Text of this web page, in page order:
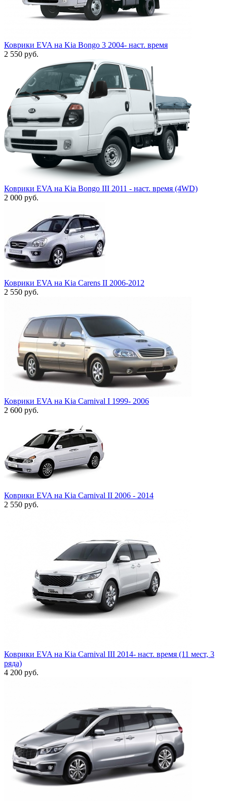
Коврики EVA на Kia Bongo 3 2004- наст. время
2 550 руб.
Коврики EVA на Kia Bongo III 2011 - наст. время (4WD)
2 000 руб.
Коврики EVA на Kia Carens II 2006-2012
2 550 руб.
Коврики EVA на Kia Carnival I 1999- 2006
2 600 руб.
Коврики EVA на Kia Carnival II 2006 - 2014
2 550 руб.
Коврики EVA на Kia Carnival III 2014- наст. время (11 мест, 3
ряда)
4 200 руб.